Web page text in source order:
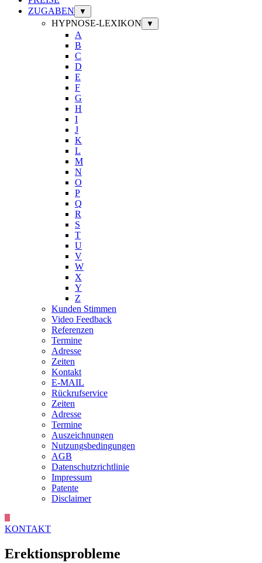
ZUGABEN
▼
HYPNOSE-LEXIKON ▼
A
B
C
D
E
F
G
H
I
J
K
L
M
N
O
P
Q
R
S
T
U
V
W
X
Y
Z
Kunden Stimmen
Video Feedback
Referenzen
Termine
Adresse
Zeiten
Kontakt
E-MAIL
Rückrufservice
Zeiten
Adresse
Termine
Auszeichnungen
Nutzungsbedingungen
AGB
Datenschutzrichtlinie
Impressum
Patente
Disclaimer
KONTAKT
Erektionsprobleme